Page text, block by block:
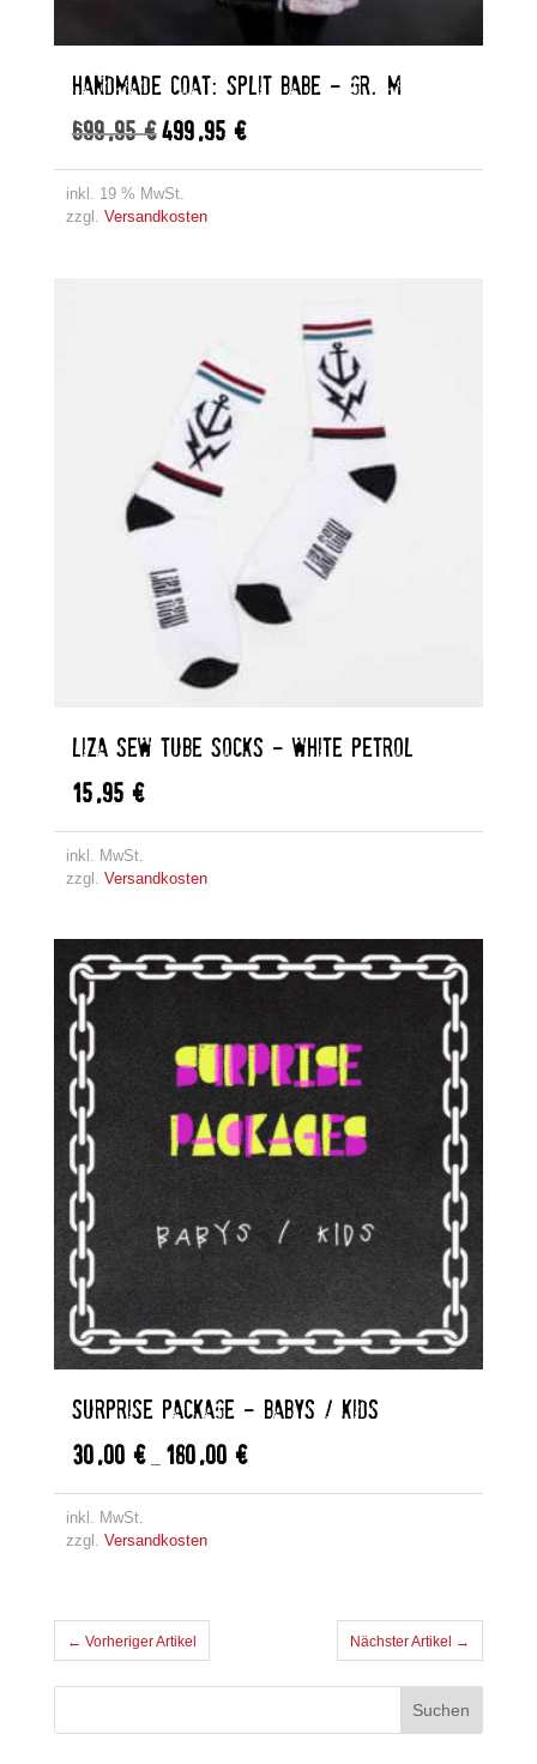
HANDMADE COAT: SPLIT BABE – GR. M
699,95€ Ursprünglicher
war:
699,95 €
499,95 €Aktueller
inkl. 19 % MwSt.
zzgl. Versandkosten
LIZA SEW TUBE SOCKS – WHITE PETROL
15,95 €
inkl. MwSt.
zzgl. Versandkosten
SURPRISE PACKAGE – BABYS / KIDS
30,00 €– 180,00 €
inkl. MwSt.
zzgl. Versandkosten
← Vorheriger Artikel Nächster Artikel →